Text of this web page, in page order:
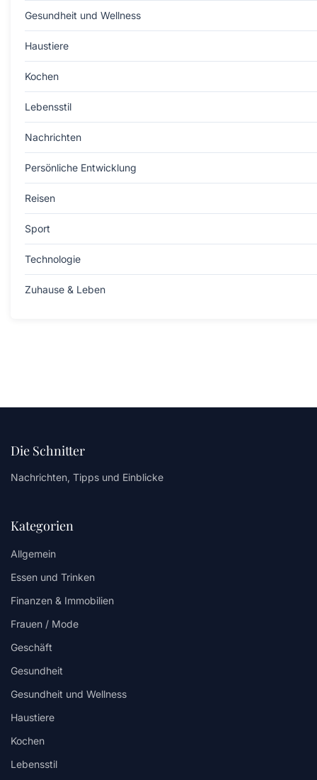
Gesundheit und Wellness
Haustiere
Kochen
Lebensstil
Nachrichten
Persönliche Entwicklung
Reisen
Sport
Technologie
Zuhause & Leben
Die Schnitter
Nachrichten, Tipps und Einblicke
Kategorien
Allgemein
Essen und Trinken
Finanzen & Immobilien
Frauen / Mode
Geschäft
Gesundheit
Gesundheit und Wellness
Haustiere
Kochen
Lebensstil